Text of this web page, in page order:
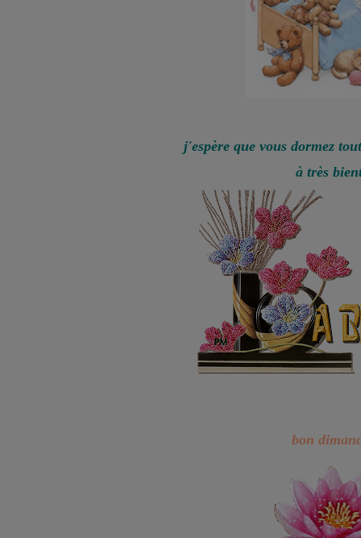
j'espère que vous dormez
à très
bon